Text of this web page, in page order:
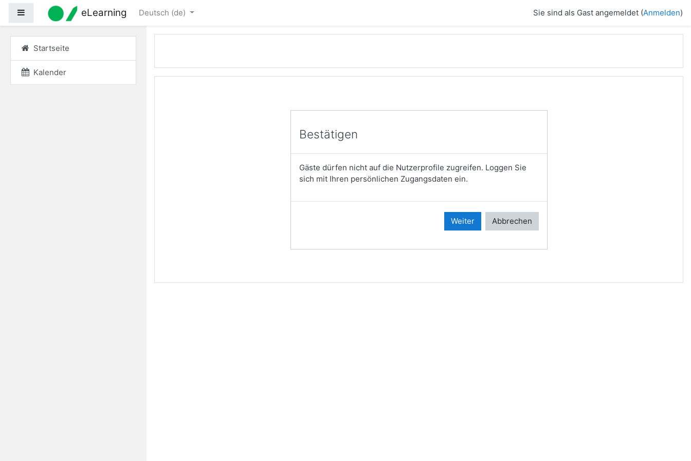
Website-ÜbersichteLearning Deutsch ‎(de)‎ Sie sind als Gast angemeldet (Anmelden)
Startseite
Kalender
Bestätigen
Gäste dürfen nicht auf die Nutzerprofile zugreifen. Loggen Sie
sich mit Ihren persönlichen Zugangsdaten ein.
Weiter Abbrechen